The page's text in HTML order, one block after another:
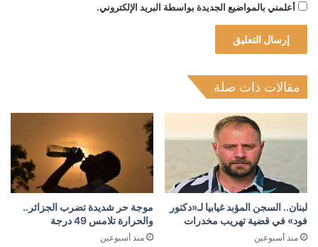
أعلمني بالمواضيع الجديدة بواسطة البريد الإلكتروني.
مقالات ذات صلة
لبنان.. السجن المؤبد غيابيا لـ«دكتور
فود» في قضية تهريب مخدرات
منذ أسبوعين
موجة حر شديدة تضرب الجزائر..
والحرارة تلامس 49 درجة
منذ أسبوعين